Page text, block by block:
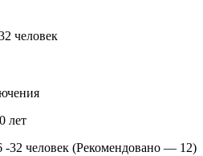
человек
лет
-32 человек (Рекомендовано — 12)